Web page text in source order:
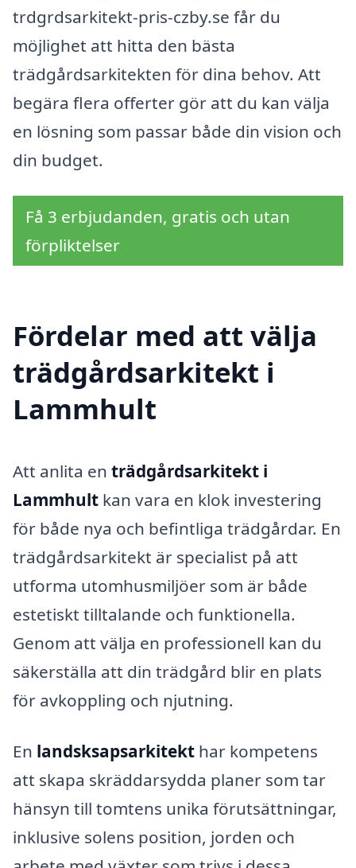
trdgrdsarkitekt-pris-czby.se får du
möjlighet att hitta den bästa
trädgårdsarkitekten för dina behov. Att
begära flera offerter gör att du kan välja
en lösning som passar både din vision och
din budget.
Få 3 erbjudanden, gratis och utan
förpliktelser
Fördelar med att välja
trädgårdsarkitekt i
Lammhult
Att anlita en trädgårdsarkitekt i
Lammhult kan vara en klok investering
för både nya och befintliga trädgårdar. En
trädgårdsarkitekt är specialist på att
utforma utomhusmiljöer som är både
estetiskt tilltalande och funktionella.
Genom att välja en professionell kan du
säkerställa att din trädgård blir en plats
för avkoppling och njutning.
En landsksapsarkitekt har kompetens
att skapa skräddarsydda planer som tar
hänsyn till tomtens unika förutsättningar,
inklusive solens position, jorden och